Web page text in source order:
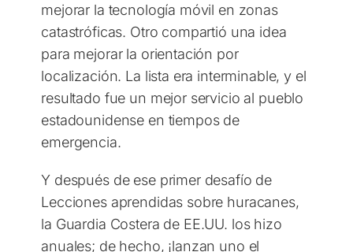
mejorar la tecnología móvil en zonas
catastróficas. Otro compartió una idea
para mejorar la orientación por
localización. La lista era interminable, y el
resultado fue un mejor servicio al pueblo
estadounidense en tiempos de
emergencia.
Y después de ese primer desafío de
Lecciones aprendidas sobre huracanes,
la Guardia Costera de EE.UU. los hizo
anuales; de hecho, ¡lanzan uno el